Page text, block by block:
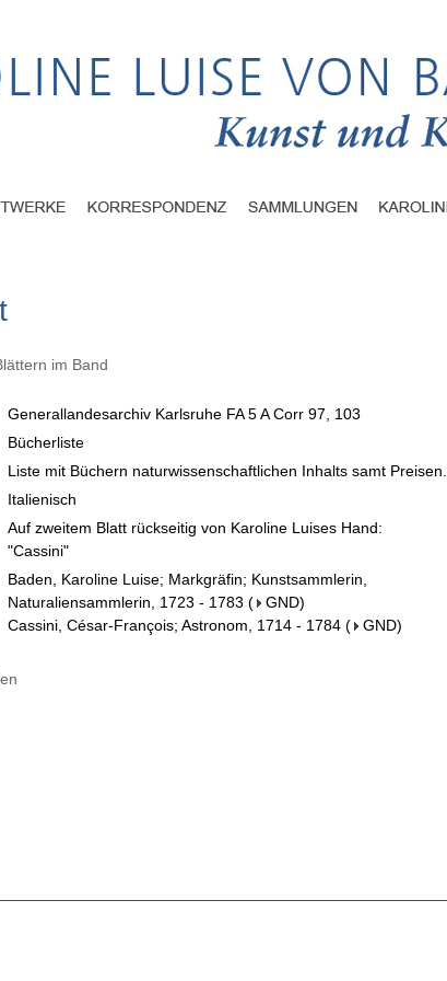
im Band
Generallandesarchiv Karlsruhe FA 5 A Corr 97, 103
Bücherliste
Liste mit Büchern naturwissenschaftlichen Inhalts samt Preisen.
Italienisch
Auf zweitem Blatt rückseitig von Karoline Luises Hand:
"Cassini"
Baden, Karoline Luise; Markgräfin; Kunstsammlerin,
Naturaliensammlerin, 1723 - 1783 ( GND)
Cassini, César-François; Astronom, 1714 - 1784 ( GND)